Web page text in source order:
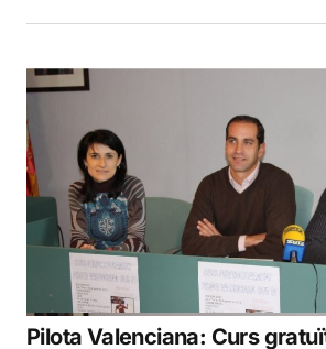
Pilota Valenciana: Curs